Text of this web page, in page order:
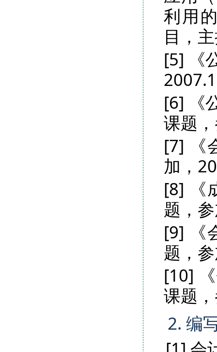
利用
目，
[5] 《
[6] 《
课题
[7] 《
加，
[8] 《
题，
[9] 《
题，
[10]
课题
2. 编